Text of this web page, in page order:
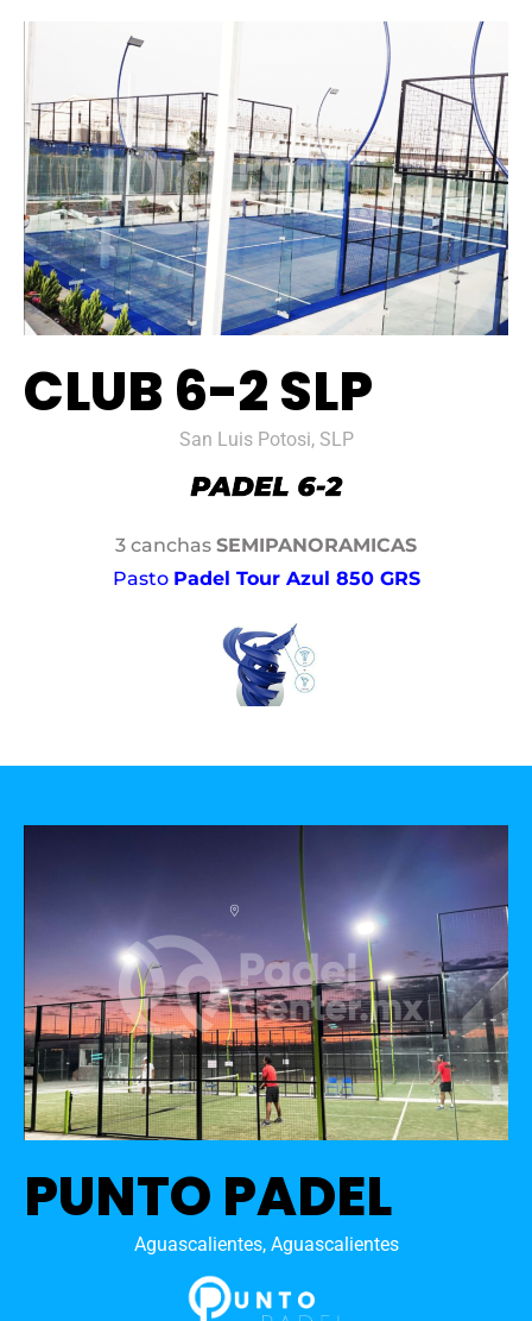
CLUB 6-2 SLP
San Luis Potosi, SLP
3 canchas SEMIPANORAMICAS
Pasto Padel Tour Azul 850 GRS
PUNTO PADEL
Aguascalientes, Aguascalientes